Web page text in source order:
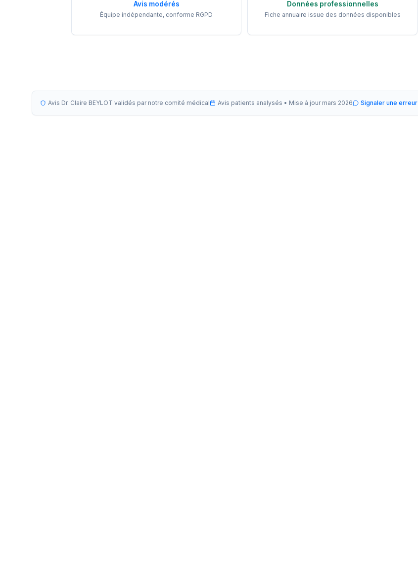
Avis modérés
Équipe indépendante, conforme RGPD
Données professionnelles
Fiche annuaire issue des données disponibles
Avis Dr. Claire BEYLOT validés par notre comité médical Avis patients analysés • Mise à jour mars 2026 Signaler une erreur